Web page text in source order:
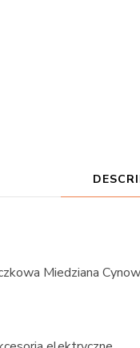
Miedziana